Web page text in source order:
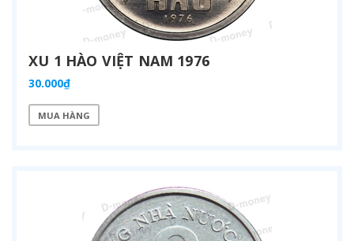
XU 1 HÀO VIỆT NAM 1976
30.000₫
MUA HÀNG